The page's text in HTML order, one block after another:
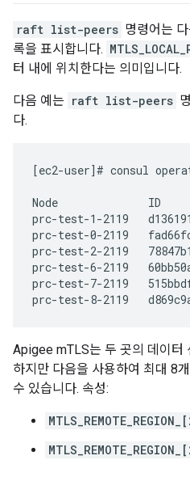
raft list-peers 명령어는
록을 표시합니다.
터 내에 위치한다는 의미입니다.
다음 예는 raft list-peers
다.
[ec2-user]# consul
Node              ID
prc-test-1-2119
prc-test-0-2119
prc-test-2-2119
prc-test-6-2119
prc-test-7-2119
prc-test-8-2119
Apigee mTLS는 두 곳의 데이터
하지만 다음을 사용하여 최대 8
수 있습니다. 속성: